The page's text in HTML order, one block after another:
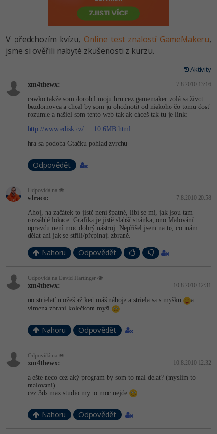
HTML5, CSS3, Bootstrap, SEO
SQL a databáze
UML a návrhové vzory
React
Spring
JavaScript
HTML / CSS
UML a návrhové vzory
MySQL/MariaDB
Vývojář mobilních aplikací
C# Game developer
Tester
Grafik / UX/UI návrhář
3D grafik
Projektový manažer
Databázový analytik
Copywriter
WordPress specialista
SEO specialista
-80%
-80%
PHP -80%
Swift -80%
-80%
C -80%
VB.NET
SQL
Návrh SW -80%
Algoritmy -41%
Umělá inteligence (AI) -10%
Pro děti
Více
Fórum
Kurzy e-commerce
Testování softwaru
Datová analýza
Digitální gramotnost
Kurzy designu
-80%
Photoshop -80%
V předchozím kvízu, Online test znalostí GameMakeru,
jsme si ověřili nabyté zkušenosti z kurzu.
Aktivity
xm4thewx: 7.8.2010 13:16
cawko takže som dorobil moju hru cez gamemaker volá sa život
bezdomovca a chcel by som ju ohodnotit od niekoho čo tomu dosť
rozumie a našiel som tento web tak ak chceš tak tu je link:
http://www.edisk.cz/…_10.6MB.html
hra sa podoba Gtačku pohlad zvrchu
Odpovědět
Odpovídá na
sdraco: 7.8.2010 20:58
Ahoj, na začátek to jistě není špatné, líbí se mi, jak jsou tam
rozsáhlé lokace. Grafika je jistě slabší stránka, ono Malování
opravdu není moc dobrý nástroj. Nepřišel jsem na to, co mám
dělat ani jak se střílí/přepínají zbraně.
Nahoru Odpovědět
Odpovídá na David Hartinger
xm4thewx: 10.8.2010 12:31
no strielať možeš až ked máš náboje a striela sa s myšku
a
vimena zbrani kolečkom myši
Nahoru Odpovědět
Odpovídá na
xm4thewx: 10.8.2010 12:32
a ešte neco cez aký program by som to mal delat? (myslim to
malováni)
cez 3ds max studio my to moc nejde
Nahoru Odpovědět